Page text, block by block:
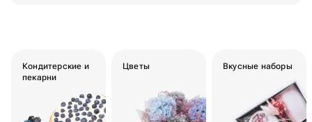
Кондитерские и
пекарни
Цветы Вкусные наборы